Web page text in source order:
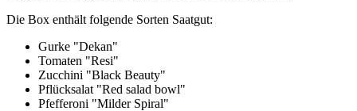
Die Box enthält folgende Sorten Saatgut:
Gurke "Dekan"
Tomaten "Resi"
Zucchini "Black Beauty"
Pflücksalat "Red salad bowl"
Pfefferoni "Milder Spiral"